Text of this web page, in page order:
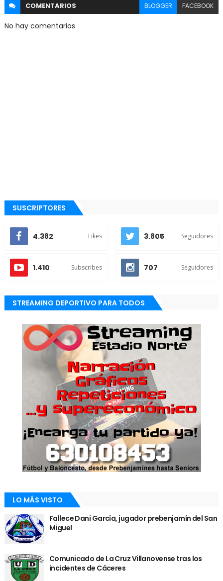
COMENTARIOS BLOGGER FACEBOOK
No hay comentarios
SUSCRIPTORES
4.382 Likes 3.805 Seguidores
1.410 Subscribes 707 Seguidores
STREAMING DEPORTIVO PARA TODOS
LO MÁS VISTO
Fallece Dani García, jugador prebenjamín del San
Miguel
Comunicado de La Cruz Villanovense tras los
incidentes de Cáceres